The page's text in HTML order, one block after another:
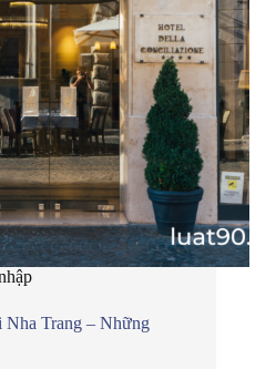
Nha Trang – Những